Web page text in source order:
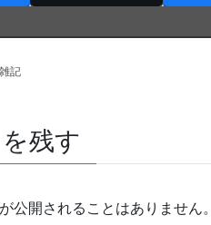
雑記
残す
公開されることはありません。